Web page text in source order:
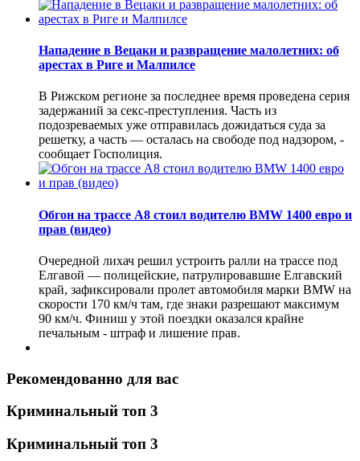
Нападение в Вецаки и развращение малолетних: об
арестах в Риге и Малпилсе
В Рижском регионе за последнее время проведена серия
задержаний за секс-преступления. Часть из
подозреваемых уже отправилась дожидаться суда за
решетку, а часть — осталась на свободе под надзором, -
сообщает Госполиция.
Обгон на трассе А8 стоил водителю BMW 1400 евро и
прав (видео)
Очередной лихач решил устроить ралли на трассе под
Елгавой — полицейские, патрулировавшие Елгавский
край, зафиксировали пролет автомобиля марки BMW на
скорости 170 км/ч там, где знаки разрешают максимум
90 км/ч. Финиш у этой поездки оказался крайне
печальным - штраф и лишение прав.
Рекомендованно для вас
Криминальный топ 3
Криминальный топ 3